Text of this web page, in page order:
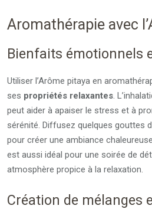
Aromathérapie avec
Bienfaits émotionnels
Utiliser l’Arôme pitaya en
ses propriétés relaxantes.
peut aider à apaiser le stress et à
sérénité. Diffusez quelques gouttes
pour créer une ambiance
est aussi idéal pour une soirée de
atmosphère propice à la relaxation.
Création de mélanges